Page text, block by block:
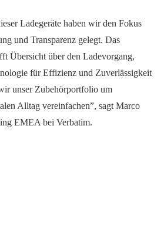
Ladegeräte haben wir den Fokus
und Transparenz gelegt. Das
Übersicht über den Ladevorgang,
für Effizienz und Zuverlässigkeit
unser Zubehörportfolio um
Alltag vereinfachen”, sagt Marco
EMEA bei Verbatim.